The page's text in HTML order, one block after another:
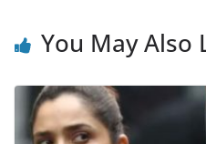
You May Also